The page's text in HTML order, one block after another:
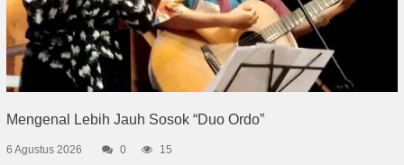
Mengenal Lebih Jauh Sosok “Duo Ordo”
6 Agustus 2026 0 15